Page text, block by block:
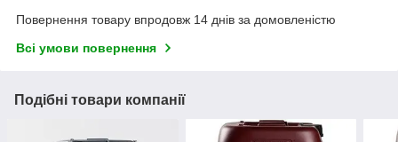
Повернення товару впродовж 14 днів за домовленістю
Всі умови повернення
Подібні товари компанії